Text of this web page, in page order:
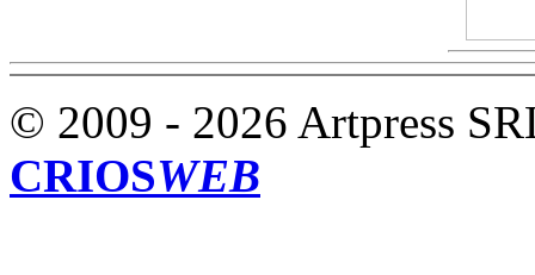
© 2009 - 2026 Artpress
CRIOSWEB